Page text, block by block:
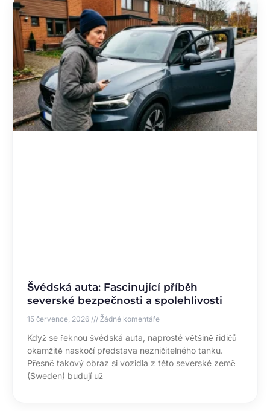
Švédská auta: Fascinující příběh
severské bezpečnosti a spolehlivosti
15 července, 2026 Žádné komentáře
Když se řeknou švédská auta, naprosté většině řidičů
okamžitě naskočí představa nezničitelného tanku.
Přesně takový obraz si vozidla z této severské země
(Sweden) budují už